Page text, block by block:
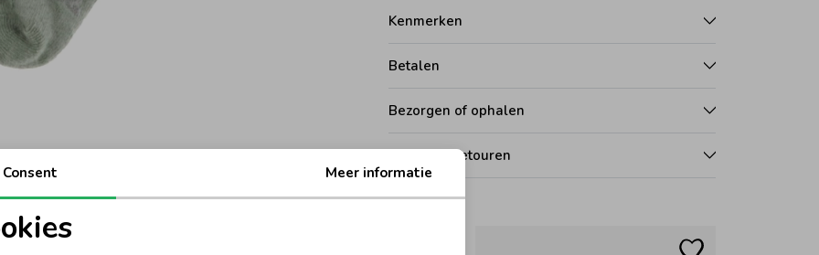
Kenmerken
Betalen
Bezorgen of ophalen
Ruilen en retouren
cookies
Consent Meer informatie